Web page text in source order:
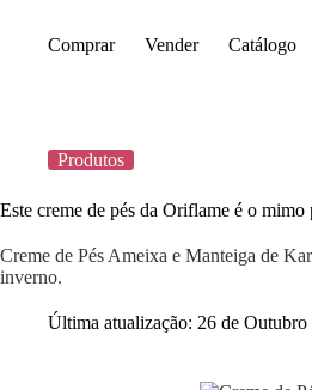
Comprar Vender Catálogo
Produtos
Este creme de pés da Oriflame é o
Creme de Pés Ameixa e Manteiga de
inverno.
Última atualização: 26 de Outubro